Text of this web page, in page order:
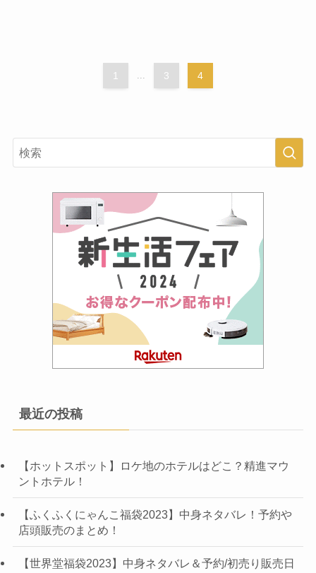
1 3 4
最近の投稿
【ホットスポット】ロケ地のホテルはどこ？精進マウ
ントホテル！
【ふくふくにゃんこ福袋2023】中身ネタバレ！予約や
店頭販売のまとめ！
【世界堂福袋2023】中身ネタバレ＆予約/初売り販売日